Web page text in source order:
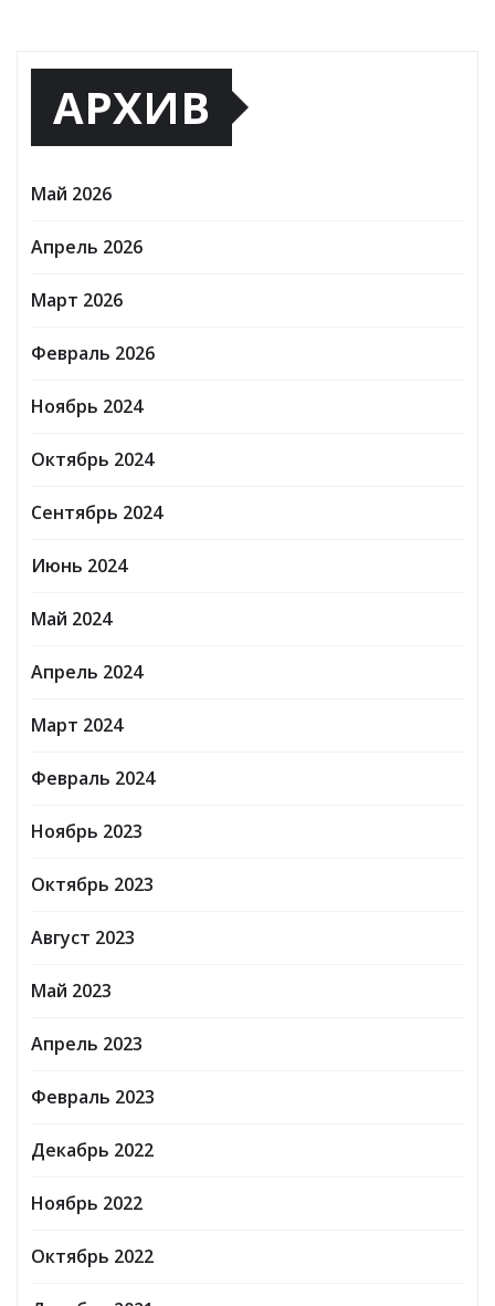
АРХИВ
Май 2026
Апрель 2026
Март 2026
Февраль 2026
Ноябрь 2024
Октябрь 2024
Сентябрь 2024
Июнь 2024
Май 2024
Апрель 2024
Март 2024
Февраль 2024
Ноябрь 2023
Октябрь 2023
Август 2023
Май 2023
Апрель 2023
Февраль 2023
Декабрь 2022
Ноябрь 2022
Октябрь 2022